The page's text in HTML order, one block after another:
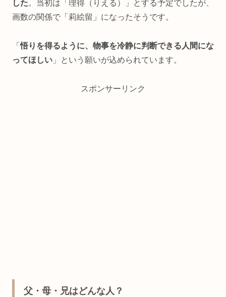
した。当初は「理得（りえる）」とする予定でしたが、
画数の関係で「莉絵留」になったそうです。
「悟りを得るように、物事を冷静に判断できる人間にな
ってほしい 」という願いが込められています。
スポンサーリンク
父・母・兄はどんな人？